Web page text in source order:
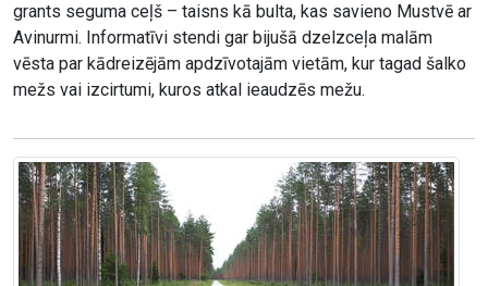
grants seguma ceļš – taisns kā bulta, kas savieno Mustvē ar
Avinurmi. Informatīvi stendi gar bijušā dzelzceļa malām
vēsta par kādreizējām apdzīvotajām vietām, kur tagad šalko
mežs vai izcirtumi, kuros atkal ieaudzēs mežu.